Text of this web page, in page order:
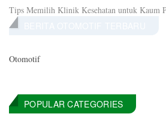
Tips Memilih Klinik Kesehatan untuk Kaum
Otomotif
POPULAR CATEGORIES